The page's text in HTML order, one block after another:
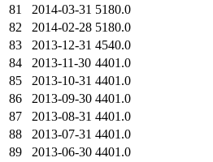
81
2014-03-31 5180.0
82
2014-02-28 5180.0
83
2013-12-31 4540.0
84
2013-11-30 4401.0
85
2013-10-31 4401.0
86
2013-09-30 4401.0
87
2013-08-31 4401.0
88
2013-07-31 4401.0
89
2013-06-30 4401.0